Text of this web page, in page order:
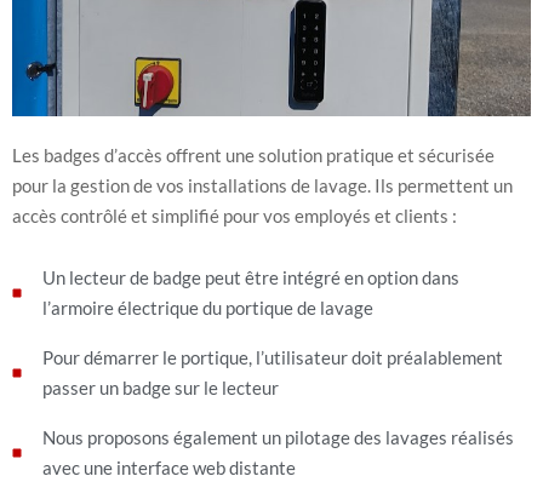
Les badges d’accès offrent une solution pratique et sécurisée
pour la gestion de vos installations de lavage. Ils permettent un
accès contrôlé et simplifié pour vos employés et clients :
Un lecteur de badge peut être intégré en option dans
l’armoire électrique du portique de lavage
Pour démarrer le portique, l’utilisateur doit préalablement
passer un badge sur le lecteur
Nous proposons également un pilotage des lavages réalisés
avec une interface web distante